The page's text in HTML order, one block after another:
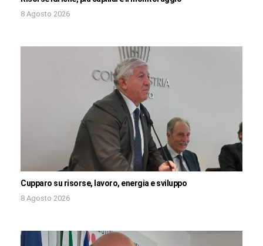
8 Agosto 2026
Cupparo su risorse, lavoro, energia e sviluppo
8 Agosto 2026